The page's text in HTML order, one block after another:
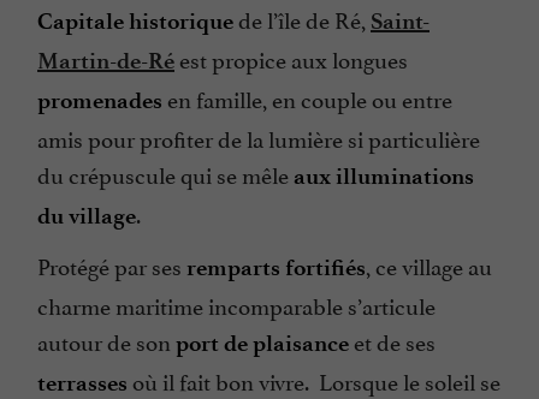
Capitale historiquede l’île de Ré, Saint-
Martin-de-Ré est propice aux longues
promenades en famille, en couple ou entre
amis pour profiter de la lumière si particulière
du crépuscule qui se mêle aux illuminations
du village.
Protégé par ses remparts fortifiés, ce village au
charme maritime incomparable s’articule
autour de son port de plaisance et de ses
terrasses où il fait bon vivre. Lorsque le soleil se